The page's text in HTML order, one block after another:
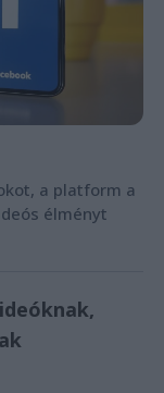
a platform a
élményt